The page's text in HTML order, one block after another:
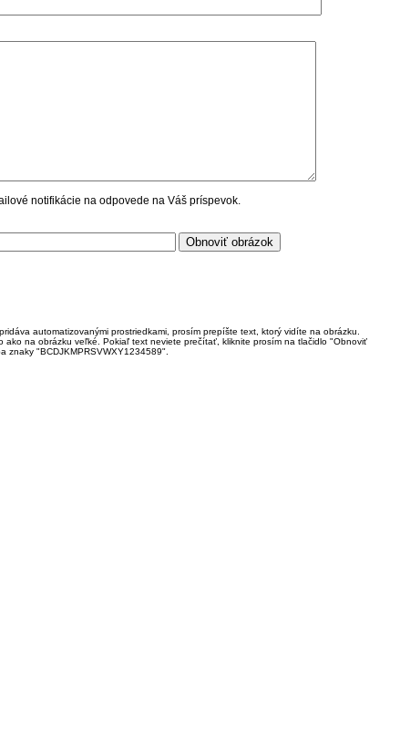
notifikácie na odpovede na Váš príspevok.
automatizovanými prostriedkami, prosím prepíšte text, ktorý vidíte na obrázku.
ako na obrázku veľké. Pokiaľ text neviete prečítať, kliknite prosím na tlačidlo "Obnoviť
znaky "BCDJKMPRSVWXY1234589".